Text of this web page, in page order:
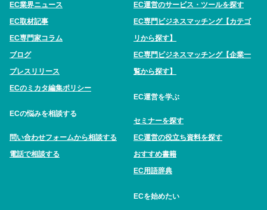
EC業界ニュース
EC取材記事
EC専門家コラム
ブログ
プレスリリース
ECのミカタ編集ポリシー
ECの悩みを相談する
問い合わせフォームから相談する
電話で相談する
EC運営のサービス・ツールを探す
EC専門ビジネスマッチング【カテゴ
リから探す】
EC専門ビジネスマッチング【企業一
覧から探す】
EC運営を学ぶ
セミナーを探す
EC運営の役立ち資料を探す
おすすめ書籍
EC用語辞典
ECを始めたい